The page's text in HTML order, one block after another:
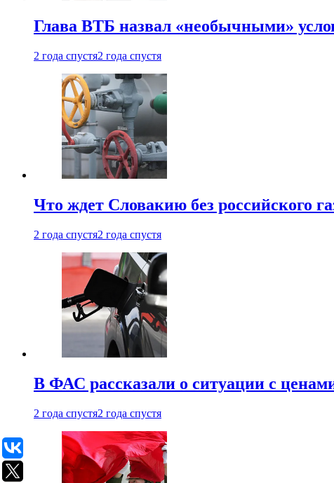
Глава ВТБ назвал «необычными»
2 года спустя2 года спустя
Что ждет Словакию без российского
2 года спустя2 года спустя
В ФАС рассказали о ситуации с
2 года спустя2 года спустя